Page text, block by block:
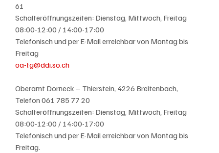
61
Schalteröffnungszeiten: Dienstag, Mittwoch, Freitag
08:00-12:00 / 14:00-17:00
Telefonisch und per E-Mail erreichbar von Montag bis
Freitag
oa-tg@ddi.so.ch
Oberamt Dorneck – Thierstein, 4226 Breitenbach,
Telefon 061 785 77 20
Schalteröffnungszeiten: Dienstag, Mittwoch, Freitag
08:00-12:00 / 14:00-17:00
Telefonisch und per E-Mail erreichbar von Montag bis
Freitag.